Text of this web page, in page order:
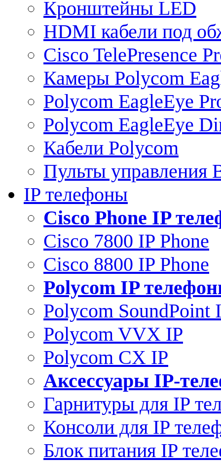
Кронштейны LED
HDMI кабели под
Cisco TelePresence
Камеры Polycom
Polycom EagleEye
Polycom EagleEye
Кабели Polycom
Пульты управления
IP телефоны
Сisco Phone IP
Cisco 7800 IP Phone
Cisco 8800 IP Phone
Polycom IP
Polycom SoundPoint
Polycom VVX IP
Polycom CX IP
Аксессуары IP-
Гарнитуры для IP
Консоли для IP
Блок питания IP